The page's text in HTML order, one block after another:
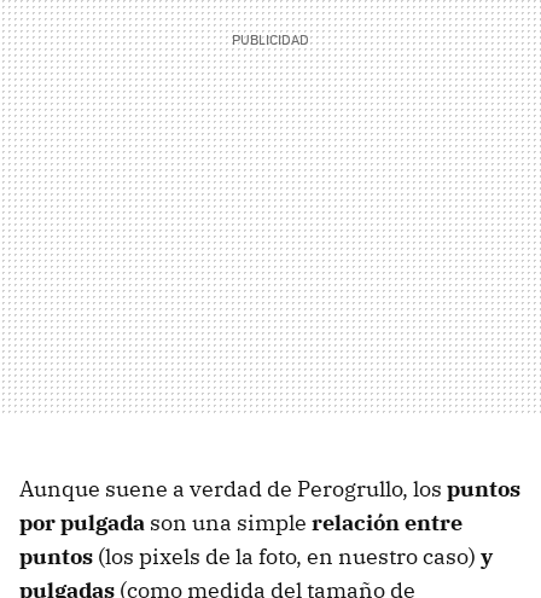
Aunque suene a verdad de Perogrullo, los puntos
por pulgada son una simple relación entre
puntos (los pixels de la foto, en nuestro caso) y
pulgadas (como medida del tamaño de